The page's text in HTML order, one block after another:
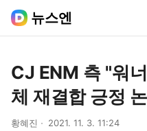
뉴스엔
CJ ENM 측 "워
체 재결합 긍정
황혜진 2021. 11. 3. 11:24